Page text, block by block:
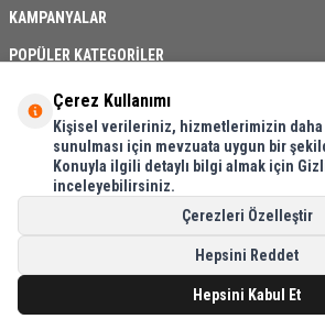
KAMPANYALAR
POPÜLER KATEGORİLER
ÜYE / BAYİ
ÖNE ÇIKAN ÜRÜNLER
BASKI REHBERİ
İLETİŞİM
Çerez Kullanımı
Kişisel verileriniz, hizmetlerimizin
sunulması için mevzuata uygun bir
Konuyla ilgili detaylı bilgi almak için
inceleyebilirsiniz.
Çerezleri Özelleştir
Hepsini Reddet
Hepsini Kabul Et